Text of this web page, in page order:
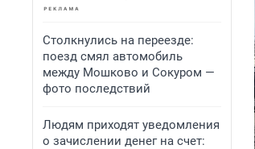
Столкнулись на переезде:
поезд смял автомобиль
между Мошково и Сокуром —
фото последствий
Людям приходят уведомления
о зачислении денег на счет: